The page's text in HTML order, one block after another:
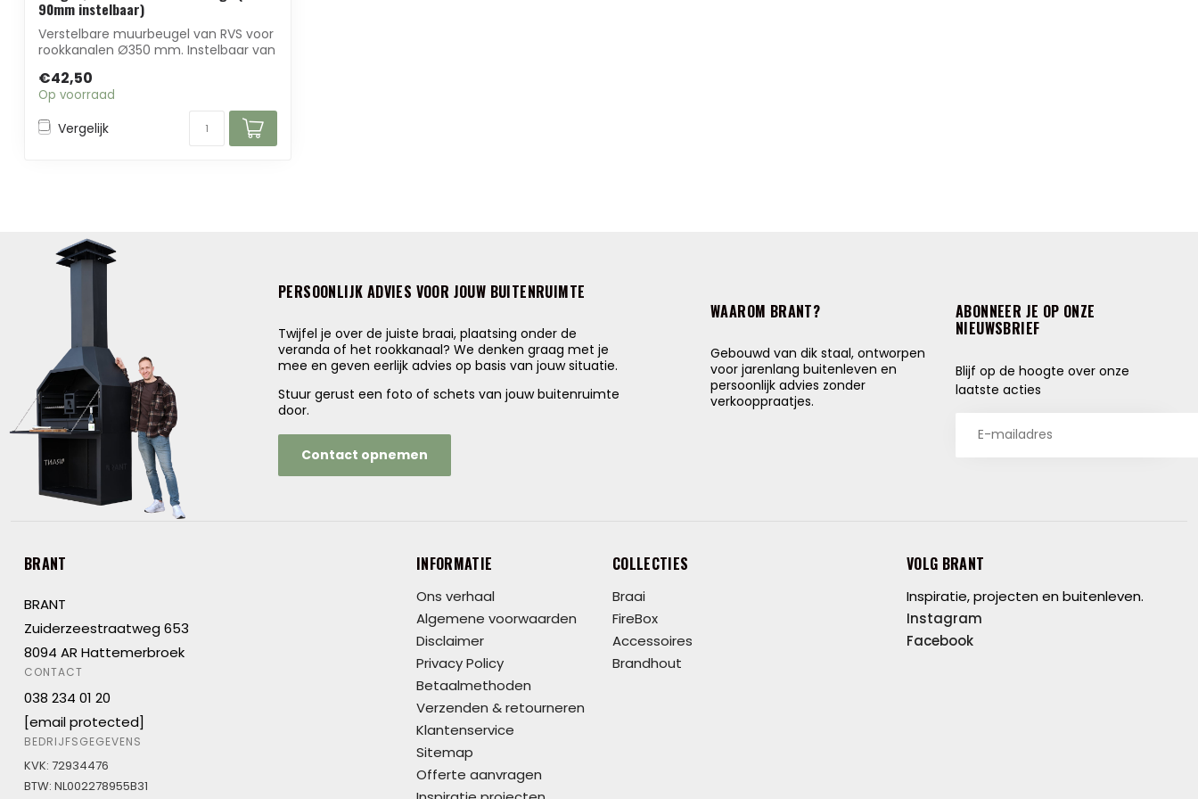
90mm instelbaar)
Verstelbare muurbeugel van RVS voor
rookkanalen Ø350 mm. Instelbaar van
€42,50
Op voorraad
Vergelijk
PERSOONLIJK ADVIES VOOR JOUW BUITENRUIMTE
Twijfel je over de juiste braai, plaatsing onder de
veranda of het rookkanaal? We denken graag met je
mee en geven eerlijk advies op basis van jouw situatie.
Stuur gerust een foto of schets van jouw buitenruimte
door.
Contact opnemen
WAAROM BRANT?
Gebouwd van dik staal, ontworpen
voor jarenlang buitenleven en
persoonlijk advies zonder
verkooppraatjes.
ABONNEER JE OP ONZE
NIEUWSBRIEF
Blijf op de hoogte over onze
laatste acties
BRANT
BRANT
Zuiderzeestraatweg 653
8094 AR Hattemerbroek
CONTACT
038 234 01 20
[email protected]
BEDRIJFSGEGEVENS
KVK: 72934476
BTW: NL002278955B31
INFORMATIE
Ons verhaal
Algemene voorwaarden
Disclaimer
Privacy Policy
Betaalmethoden
Verzenden & retourneren
Klantenservice
Sitemap
Offerte aanvragen
COLLECTIES
Braai
FireBox
Accessoires
Brandhout
VOLG BRANT
Inspiratie, projecten en buitenleven.
Instagram
Facebook